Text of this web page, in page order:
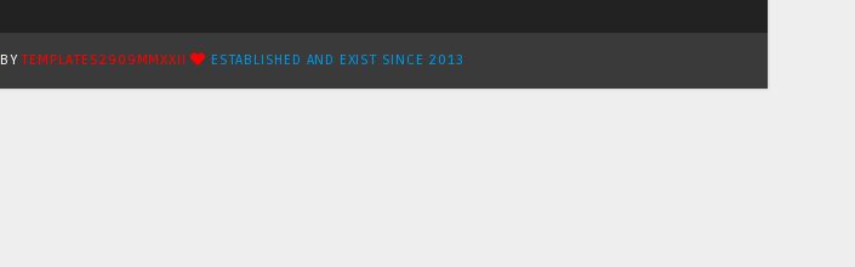
BYTEMPLATES2909MMXXII ESTABLISHED AND EXIST SINCE 2013